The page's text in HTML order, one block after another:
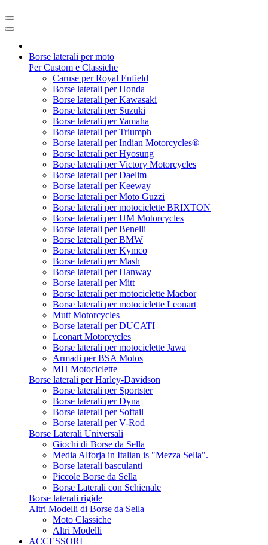
Borse laterali per moto
Per Custom e Classiche
Caruse per Royal Enfield
Borse laterali per Honda
Borse laterali per Kawasaki
Borse laterali per Suzuki
Borse laterali per Yamaha
Borse laterali per Triumph
Borse laterali per Indian Motorcycles®
Borse laterali per Hyosung
Borse laterali per Victory Motorcycles
Borse laterali per Daelim
Borse laterali per Keeway
Borse laterali per Moto Guzzi
Borse laterali per motociclette BRIXTON
Borse laterali per UM Motorcycles
Borse laterali per Benelli
Borse laterali per BMW
Borse laterali per Kymco
Borse laterali per Mash
Borse laterali per Hanway
Borse laterali per Mitt
Borse laterali per motociclette Macbor
Borse laterali per motociclette Leonart
Mutt Motorcycles
Borse laterali per DUCATI
Leonart Motorcycles
Borse laterali per motociclette Jawa
Armadi per BSA Motos
MH Motociclette
Borse laterali per Harley-Davidson
Borse laterali per Sportster
Borse laterali per Dyna
Borse laterali per Softail
Borse laterali per V-Rod
Borse Laterali Universali
Giochi di Borse da Sella
Media Alforja in Italian is "Mezza Sella".
Borse laterali basculanti
Piccole Borse da Sella
Borse Laterali con Schienale
Borse laterali rigide
Altri Modelli di Borse da Sella
Moto Classiche
Altri Modelli
ACCESSORI